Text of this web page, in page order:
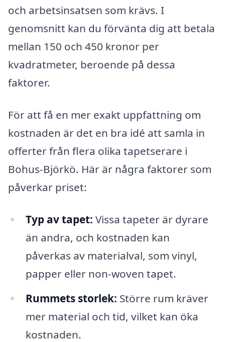
och arbetsinsatsen som krävs. I
genomsnitt kan du förvänta dig att betala
mellan 150 och 450 kronor per
kvadratmeter, beroende på dessa
faktorer.
För att få en mer exakt uppfattning om
kostnaden är det en bra idé att samla in
offerter från flera olika tapetserare i
Bohus-Björkö. Här är några faktorer som
påverkar priset:
Typ av tapet: Vissa tapeter är dyrare
än andra, och kostnaden kan
påverkas av materialval, som vinyl,
papper eller non-woven tapet.
Rummets storlek: Större rum kräver
mer material och tid, vilket kan öka
kostnaden.